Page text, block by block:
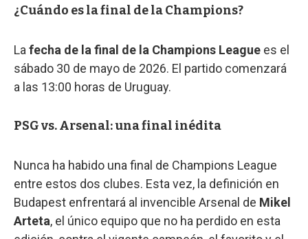
¿Cuándo es la final de la Champions?
La fecha de la final de la Champions League es el
sábado 30 de mayo de 2026. El partido comenzará
a las 13:00 horas de Uruguay.
PSG vs. Arsenal: una final inédita
Nunca ha habido una final de Champions League
entre estos dos clubes. Esta vez, la definición en
Budapest enfrentará al invencible Arsenal de Mikel
Arteta, el único equipo que no ha perdido en esta